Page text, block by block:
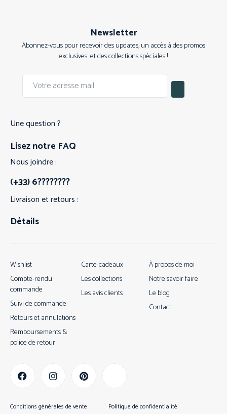
Newsletter
Abonnez-vous pour recevoir des updates, un accès à des promos
exclusives et des collections spéciales !
Une question ?
Lisez notre FAQ
Nous joindre :
(+33) 6????????
Livraison et retours :
Détails
Conditions générales de vente Politique de confidentialité
À propos de moi
Notre savoir faire
Le blog
Contact
Carte-cadeaux
Les collections
Les avis clients
Wishlist
Compte-rendu
commande
Suivi de commande
Retours et annulations
Remboursements &
police de retour